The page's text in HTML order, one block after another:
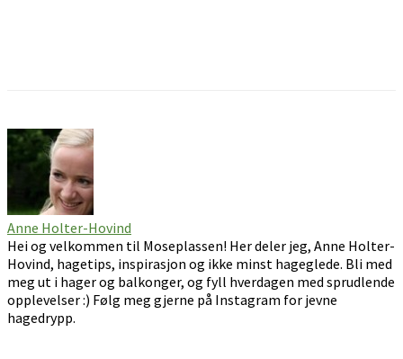
Anne Holter-Hovind
Hei og velkommen til Moseplassen! Her deler jeg, Anne Holter-
Hovind, hagetips, inspirasjon og ikke minst hageglede. Bli med
meg ut i hager og balkonger, og fyll hverdagen med sprudlende
opplevelser :) Følg meg gjerne på Instagram for jevne
hagedrypp.